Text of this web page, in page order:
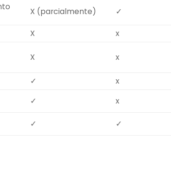
X (parcialmente) ✓
X x
X x
✓ x
✓ x
✓ ✓